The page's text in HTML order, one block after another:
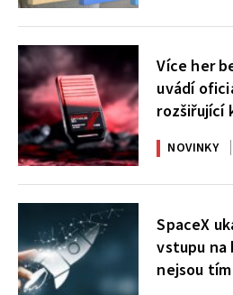
Více her
uvádí
rozšiřující
X|S
NOVINKY
SpaceX
vstupu na
nejsou